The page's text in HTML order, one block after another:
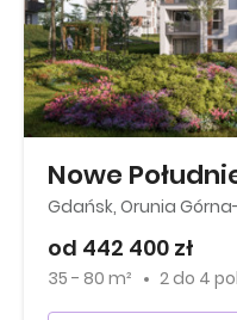
Nowe
Gdańsk, Orunia
od 442 400 zł
35 - 80 m² 2 do 4